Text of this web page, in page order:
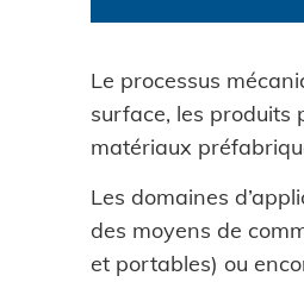
Le processus
surface, les produits
matériaux
Les domaines
des moyens de
et portables) ou